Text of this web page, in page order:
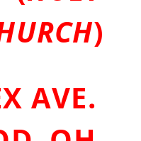
)
AVE.